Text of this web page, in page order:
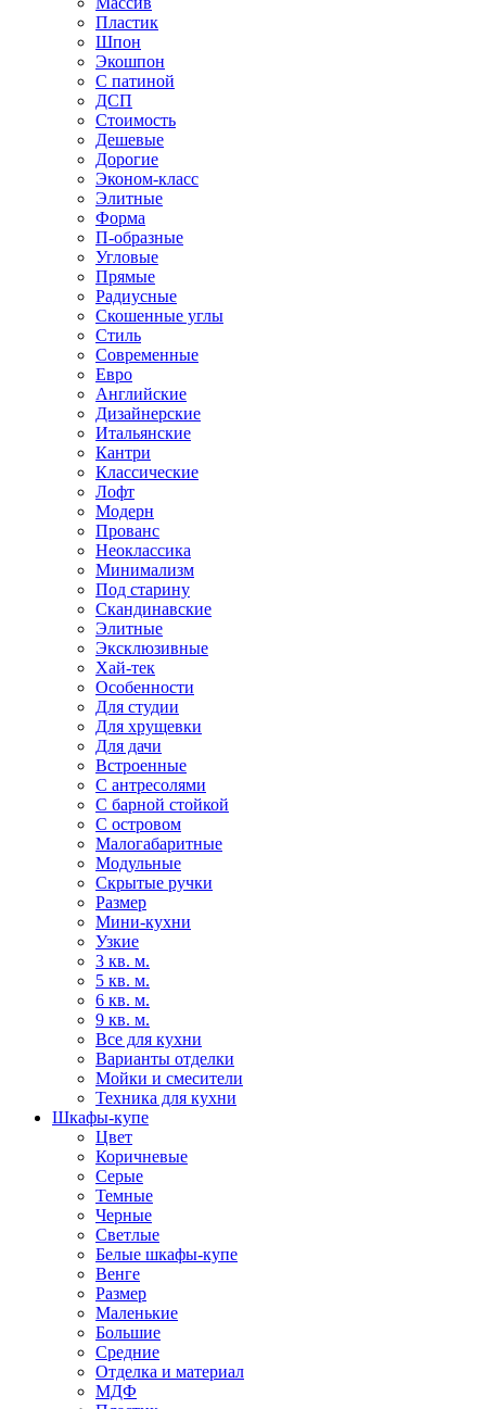
Пластик
Шпон
Экошпон
С патиной
ДСП
Стоимость
Дешевые
Дорогие
Эконом-класс
Элитные
Форма
П-образные
Угловые
Прямые
Радиусные
Скошенные углы
Стиль
Современные
Евро
Английские
Дизайнерские
Итальянские
Кантри
Классические
Лофт
Модерн
Прованс
Неоклассика
Минимализм
Под старину
Скандинавские
Элитные
Эксклюзивные
Хай-тек
Особенности
Для студии
Для хрущевки
Для дачи
Встроенные
С антресолями
С барной стойкой
С островом
Малогабаритные
Модульные
Скрытые ручки
Размер
Мини-кухни
Узкие
3 кв. м.
5 кв. м.
6 кв. м.
9 кв. м.
Все для кухни
Варианты отделки
Мойки и смесители
Техника для кухни
Шкафы-купе
Цвет
Коричневые
Серые
Темные
Черные
Светлые
Белые шкафы-купе
Венге
Размер
Маленькие
Большие
Средние
Отделка и материал
МДФ